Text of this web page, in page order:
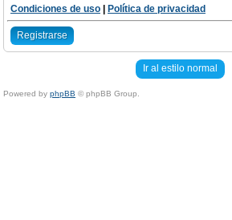
Condiciones de uso
Política de privacidad
Registrarse
Ir al estilo normal
Powered by phpBB © phpBB Group.